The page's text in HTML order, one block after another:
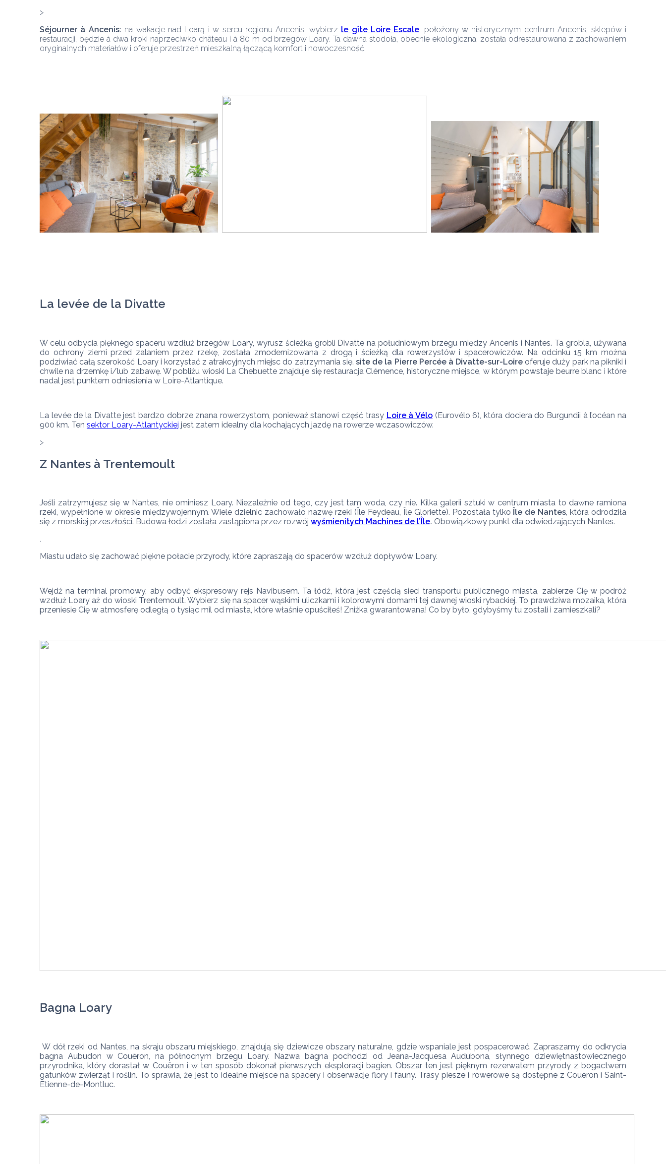
Séjourner à Ancenis: na wakacje nad Loarą i w sercu regionu Ancenis, wybierz le gîte Loire Escale: położony w historycznym centrum Ancenis, sklepów i
restauracji, będzie à dwa kroki naprzeciwko château i à 80 m od brzegów Loary. Ta dawna stodoła, obecnie ekologiczna, została odrestaurowana z zachowaniem
La levée de la Divatte
W celu odbycia pięknego spaceru wzdłuż brzegów Loary, wyrusz ścieżką grobli Divatte na południowym brzegu między Ancenis i Nantes. Ta grobla, używana
do ochrony ziemi przed zalaniem przez rzekę, została zmodernizowana z drogą i ścieżką dla rowerzystów i spacerowiczów. Na odcinku 15 km można
podziwiać całą szerokość Loary i korzystać z atrakcyjnych miejsc do zatrzymania się. site de la Pierre Percée à Divatte-sur-Loire oferuje duży park na pikniki i
chwile na drzemkę i/lub zabawę. W pobliżu wioski La Chebuette znajduje się restauracja Clémence, historyczne miejsce, w którym powstaje beurre blanc i które
nadal jest punktem odniesienia w Loire-Atlantique.
La levée de la Divatte jest bardzo dobrze znana rowerzystom, ponieważ stanowi część trasy Loire à Vélo (Eurovélo 6), która dociera do Burgundii à l’océan na
900 km. Ten sektor Loary-Atlantyckiej jest zatem idealny dla kochających jazdę na rowerze wczasowiczów.
Z Nantes à Trentemoult
Jeśli zatrzymujesz się w Nantes, nie ominiesz Loary. Niezależnie od tego, czy jest tam woda, czy nie. Kilka galerii sztuki w centrum miasta to dawne ramiona
rzeki, wypełnione w okresie międzywojennym. Wiele dzielnic zachowało nazwę rzeki (Île Feydeau, Île Gloriette). Pozostała tylko Île de Nantes, która odrodziła
się z morskiej przeszłości. Budowa łodzi została zastąpiona przez rozwój wyśmienitych Machines de l’Île. Obowiązkowy punkt dla odwiedzających Nantes.
Miastu udało się zachować piękne połacie przyrody, które zapraszają do spacerów wzdłuż dopływów Loary.
Wejdź na terminal promowy, aby odbyć ekspresowy rejs Navibusem. Ta łódź, która jest częścią sieci transportu publicznego miasta, zabierze Cię w podróż
wzdłuż Loary aż do wioski Trentemoult. Wybierz się na spacer wąskimi uliczkami i kolorowymi domami tej dawnej wioski rybackiej. To prawdziwa mozaika, która
przeniesie Cię w atmosferę odległą o tysiąc mil od miasta, które właśnie opuściłeś! Zniżka gwarantowana! Co by było, gdybyśmy tu zostali i zamieszkali?
Bagna Loary
W dół rzeki od Nantes, na skraju obszaru miejskiego, znajdują się dziewicze obszary naturalne, gdzie wspaniale jest pospacerować. Zapraszamy do odkrycia
bagna Aubudon w Couëron, na północnym brzegu Loary. Nazwa bagna pochodzi od Jeana-Jacquesa Audubona, słynnego dziewiętnastowiecznego
przyrodnika, który dorastał w Couëron i w ten sposób dokonał pierwszych eksploracji bagien. Obszar ten jest pięknym rezerwatem przyrody z bogactwem
gatunków zwierząt i roślin. To sprawia, że jest to idealne miejsce na spacery i obserwację flory i fauny. Trasy piesze i rowerowe są dostępne z Couëron i Saint-
Etienne-de-Montluc.